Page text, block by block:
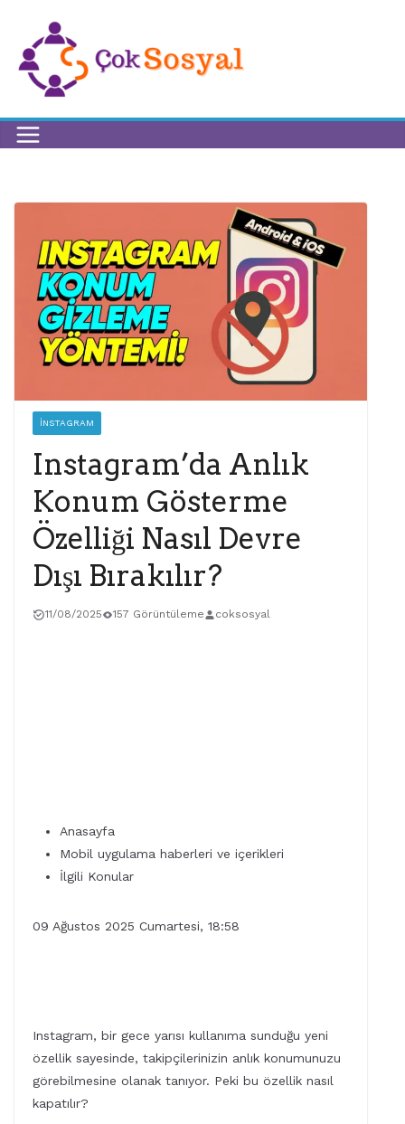
İNSTAGRAM
Instagram’da Anlık
Konum Gösterme
Özelliği Nasıl Devre
Dışı Bırakılır?
11/08/2025 157 Görüntüleme coksosyal
Anasayfa
Mobil uygulama haberleri ve içerikleri
İlgili Konular
09 Ağustos 2025 Cumartesi, 18:58
Instagram, bir gece yarısı kullanıma sunduğu yeni
özellik sayesinde, takipçilerinizin anlık konumunuzu
görebilmesine olanak tanıyor. Peki bu özellik nasıl
kapatılır?